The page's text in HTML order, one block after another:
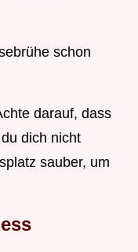
schon
darauf, dass
dich nicht
sauber, um